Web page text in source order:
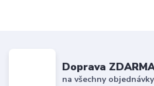
Doprava
na všechny